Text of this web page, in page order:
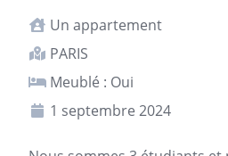
Un appartement
PARIS
Meublé : Oui
1 septembre 2024